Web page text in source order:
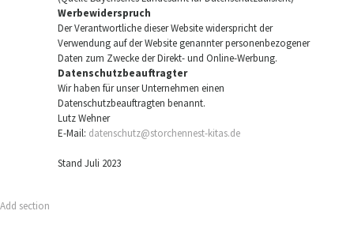
Werbewiderspruch
Der Verantwortliche dieser Website widerspricht der
Verwendung auf der Website genannter personenbezogener
Daten zum Zwecke der Direkt- und Online-Werbung.
Datenschutzbeauftragter
Wir haben für unser Unternehmen einen
Datenschutzbeauftragten benannt.
Lutz Wehner
E-Mail: datenschutz@storchennest-kitas.de
Stand Juli 2023
Add section